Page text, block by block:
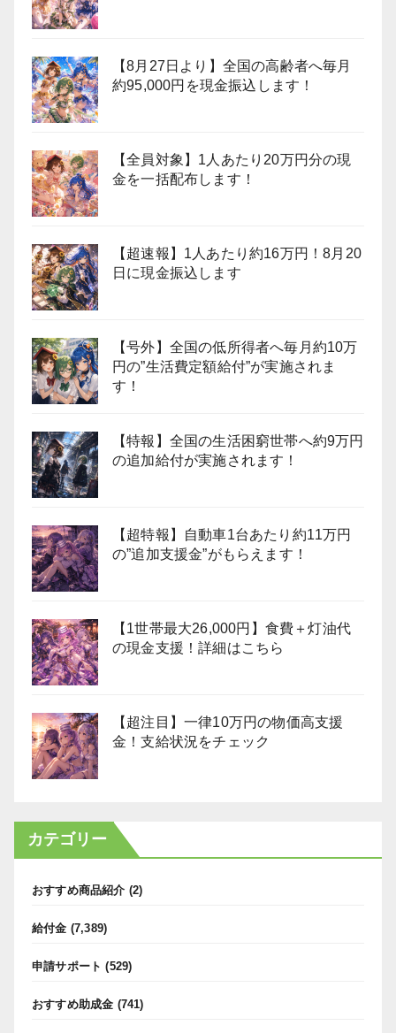
【8月27日より】全国の高齢者へ毎月
約95,000円を現金振込します！
【全員対象】1人あたり20万円分の現
金を一括配布します！
【超速報】1人あたり約16万円！8月20
日に現金振込します
【号外】全国の低所得者へ毎月約10万
円の”生活費定額給付”が実施されま
す！
【特報】全国の生活困窮世帯へ約9万円
の追加給付が実施されます！
【超特報】自動車1台あたり約11万円
の”追加支援金”がもらえます！
【1世帯最大26,000円】食費＋灯油代
の現金支援！詳細はこちら
【超注目】一律10万円の物価高支援
金！支給状況をチェック
カテゴリー
おすすめ商品紹介 (2)
給付金 (7,389)
申請サポート (529)
おすすめ助成金 (741)